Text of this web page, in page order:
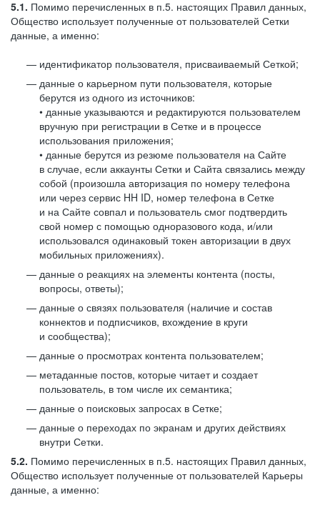
5.1. Помимо перечисленных в п.5. настоящих Правил данных,
Общество использует полученные от пользователей Сетки
данные, а именно:
идентификатор пользователя, присваиваемый Сеткой;
данные о карьерном пути пользователя, которые
берутся из одного из источников:
• данные указываются и редактируются пользователем
вручную при регистрации в Сетке и в процессе
использования приложения;
• данные берутся из резюме пользователя на Сайте
в случае, если аккаунты Сетки и Сайта связались между
собой (произошла авторизация по номеру телефона
или через сервис HH ID, номер телефона в Сетке
и на Сайте совпал и пользователь смог подтвердить
свой номер с помощью одноразового кода, и/или
использовался одинаковый токен авторизации в двух
мобильных приложениях).
данные о реакциях на элементы контента (посты,
вопросы, ответы);
данные о связях пользователя (наличие и состав
коннектов и подписчиков, вхождение в круги
и сообщества);
данные о просмотрах контента пользователем;
метаданные постов, которые читает и создает
пользователь, в том числе их семантика;
данные о поисковых запросах в Сетке;
данные о переходах по экранам и других действиях
внутри Сетки.
5.2. Помимо перечисленных в п.5. настоящих Правил данных,
Общество использует полученные от пользователей Карьеры
данные, а именно: